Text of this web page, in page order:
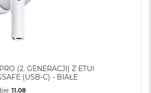
(2. GENERACJI) Z ETUI
(USB-C) - BIAŁE
11.08